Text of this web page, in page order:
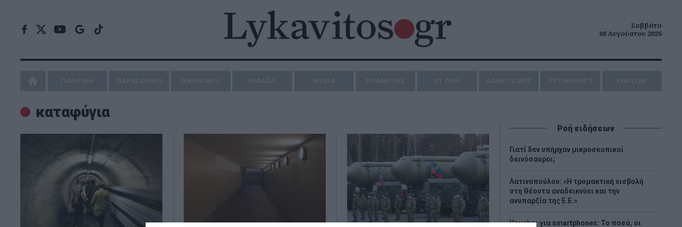
Σαββάτο
08 Αυγούστου 2026
καταφύγια
Ροή ειδήσεων
Γιατί δεν υπήρχαν μικροσκοπικοί
δεινόσαυροι;
Λατινοπούλου: «Η τρομακτική εισβολή
στη Θέουτα αναδεικνύει και την
ανυπαρξία της Ε.Ε.»
Voucher για smartphones: Το ποσό, οι